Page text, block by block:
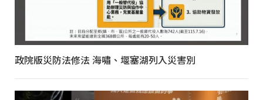
政院版災防法修法 海嘯、堰塞湖列入災害別